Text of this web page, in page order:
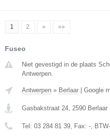
1 2 » »»
Fuseo
Niet gevestigd in de plaats
Antwerpen.
Antwerpen » Berlaar Google
Gasbakstraat 24, 2590 Berlaar
Tel: 03 284 81 39, Fax: -,